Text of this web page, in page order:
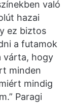
való
hazai
ez biztos
a futamok
várta, hogy
minden
mindig
Paragi